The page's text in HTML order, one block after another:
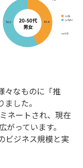
々なものに「推
した。
ネートされ、現在
っています。
ビジネス規模と実